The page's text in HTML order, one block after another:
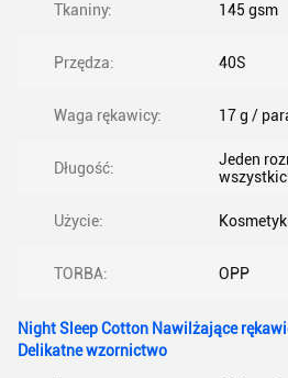
Tkaniny: 145 gsm
Przędza: 40S
Waga rękawicy: 17 g /
Długość:
Jeden
Użycie:
TORBA: OPP
Night Sleep Cotton Nawilżające
Delikatne wzornictwo